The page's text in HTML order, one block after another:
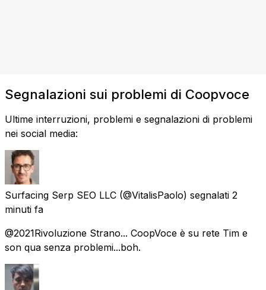
Segnalazioni sui problemi di Coopvoce
Ultime interruzioni, problemi e segnalazioni di problemi
nei social media:
Surfacing Serp SEO LLC (@VitalisPaolo) segnalati 2
minuti fa
@2021Rivoluzione Strano... CoopVoce è su rete Tim e
son qua senza problemi...boh.